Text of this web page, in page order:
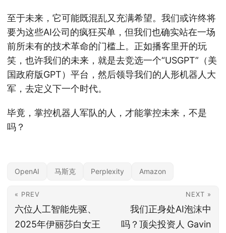
至于未来，它可能既混乱又充满希望。我们或许终将
要为这些AI公司的疯狂买单，但我们也确实站在一场
前所未有的技术革命的门槛上。正如播客里开的玩
笑，也许我们的未来，就是去竞选一个“USGPT”（美
国政府版GPT）平台，然后领导我们的人形机器人大
军，去定义下一个时代。
毕竟，掌控机器人军队的人，才能掌控未来，不是
吗？
OpenAI 马斯克 Perplexity Amazon
« PREV
六位人工智能先驱、
2025年伊丽莎白女王
NEXT »
我们正身处AI泡沫中
吗？顶尖投资人 Gavin